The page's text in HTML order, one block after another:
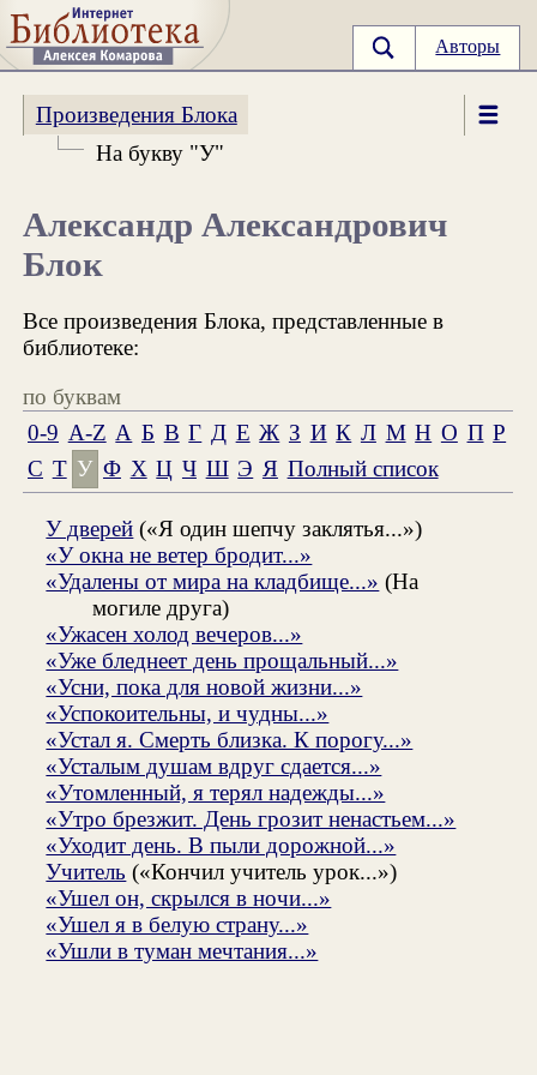
Авторы
Произведения Блока
На букву "У"
Александр Александрович
Блок
Все произведения Блока, представленные в
библиотеке:
по буквам
0-9 A-Z А Б В Г Д Е Ж З И К Л М Н О П Р
С Т У Ф Х Ц Ч Ш Э Я Полный список
У дверей («Я один шепчу заклятья...»)
«У окна не ветер бродит...»
«Удалены от мира на кладбище...» (На
могиле друга)
«Ужасен холод вечеров...»
«Уже бледнеет день прощальный...»
«Усни, пока для новой жизни...»
«Успокоительны, и чудны...»
«Устал я. Смерть близка. К порогу...»
«Усталым душам вдруг сдается...»
«Утомленный, я терял надежды...»
«Утро брезжит. День грозит ненастьем...»
«Уходит день. В пыли дорожной...»
Учитель («Кончил учитель урок...»)
«Ушел он, скрылся в ночи...»
«Ушел я в белую страну...»
«Ушли в туман мечтания...»